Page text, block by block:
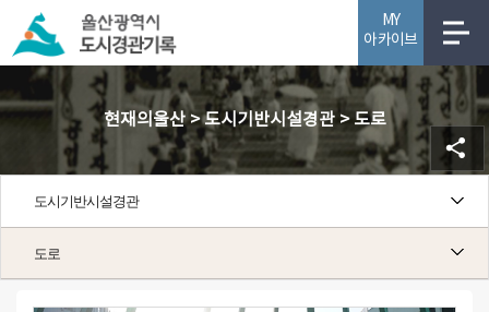
MY
아카이브
현재의울산 > 도시기반시설경관 > 도로
도시기반시설경관
도로도로